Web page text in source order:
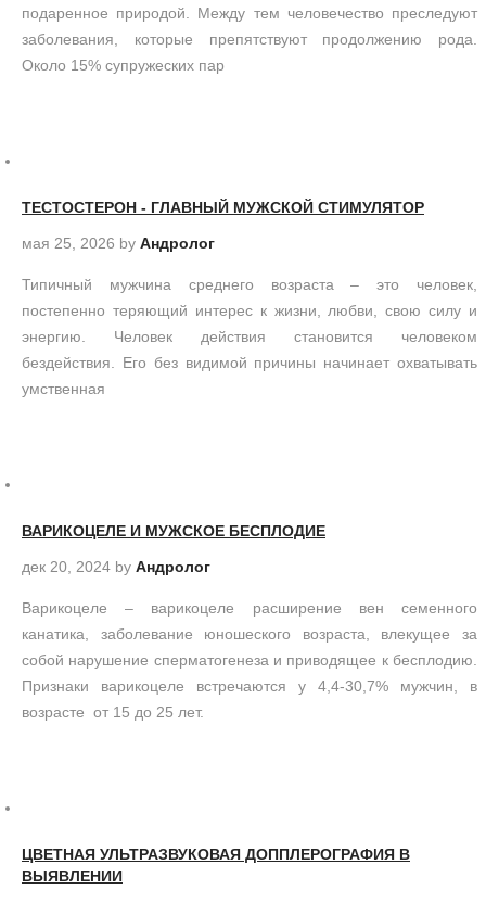
подаренное природой. Между тем человечество преследуют
заболевания, которые препятствуют продолжению рода.
Около 15% супружеских пар
ТЕСТОСТЕРОН - ГЛАВНЫЙ МУЖСКОЙ СТИМУЛЯТОР
мая 25, 2026 by Андролог
Типичный мужчина среднего возраста – это человек,
постепенно теряющий интерес к жизни, любви, свою силу и
энергию. Человек действия становится человеком
бездействия. Его без видимой причины начинает охватывать
умственная
ВАРИКОЦЕЛЕ И МУЖСКОЕ БЕСПЛОДИЕ
дек 20, 2024 by Андролог
Варикоцеле – варикоцеле расширение вен семенного
канатика, заболевание юношеского возраста, влекущее за
собой нарушение сперматогенеза и приводящее к бесплодию.
Признаки варикоцеле встречаются у 4,4-30,7% мужчин, в
возрасте от 15 до 25 лет.
ЦВЕТНАЯ УЛЬТРАЗВУКОВАЯ ДОППЛЕРОГРАФИЯ В
ВЫЯВЛЕНИИ